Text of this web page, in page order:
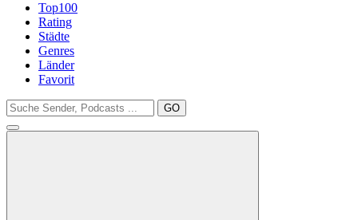
Top100
Rating
Städte
Genres
Länder
Favorit
GO